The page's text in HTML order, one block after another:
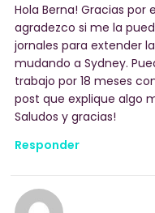
Hola Berna! Gracias por
agradezco si me la
jornales para extender
mudando a Sydney.
trabajo por 18 meses
post que explique algo
Saludos y gracias!
Responder